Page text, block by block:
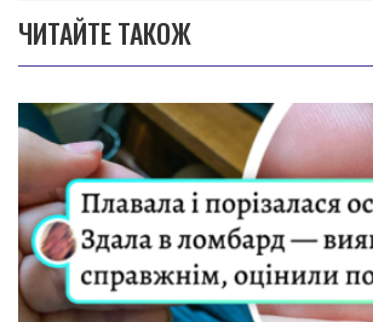
ЧИТАЙТЕ ТАКОЖ